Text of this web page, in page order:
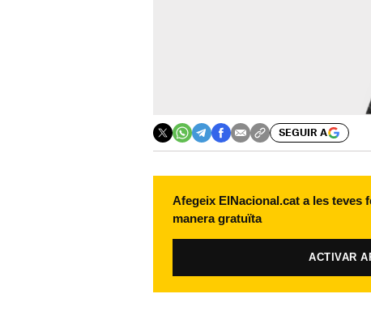
SEGUIR A
Afegeix ElNacional.cat a les teves
manera gratuïta
ACTIVAR